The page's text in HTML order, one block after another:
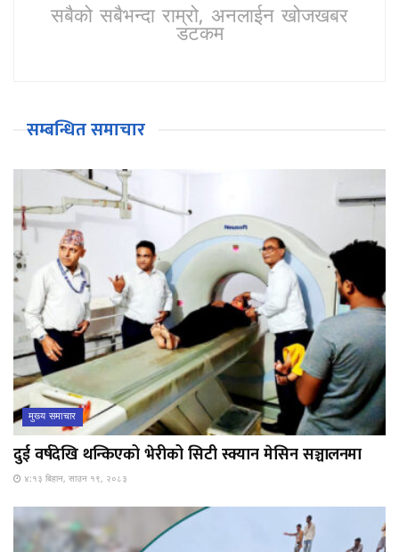
सबैको सबैभन्दा राम्रो, अनलाईन खोजखबर
डटकम
सम्बन्धित समाचार
मुख्य समाचार
दुई वर्षदेखि थन्किएको भेरीको सिटी स्क्यान मेसिन सञ्चालनमा
४:१३ बिहान, साउन १९, २०८३